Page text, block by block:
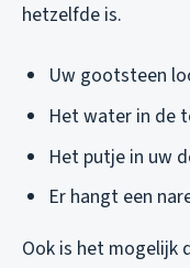
hetzelfde is.
Uw gootsteen
Het water in de
Het putje in uw
Er hangt een
Ook is het mogelijk